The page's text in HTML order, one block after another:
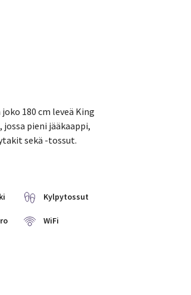
180 cm leveä King
pieni jääkaappi,
sekä -tossut.
Kylpytossut
WiFi